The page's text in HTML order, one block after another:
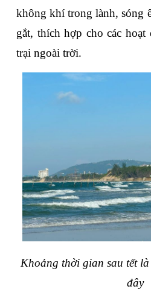
không khí trong lành, sóng
gắt, thích hợp cho các
trại ngoài trời.
Khoảng thời gian sau tết
đây